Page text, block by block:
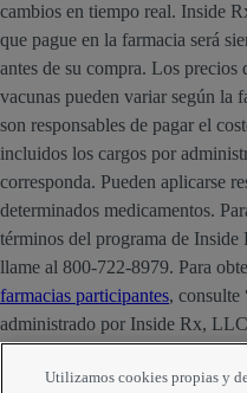
cambios en tiempo real. Inside
que pague en la farmacia será
antes de su compra. Los precios
vacunas pueden variar según la
son responsables de pagar el
incluidos los cargos por
corresponda. Pueden aplicarse
determinados medicamentos.
términos del programa de Inside
llame al 800-722-8979. Para
farmacias participantes, consulte
administrado por Inside Rx,
Strategic Development, Inc.
Utilizamos cookies propias y